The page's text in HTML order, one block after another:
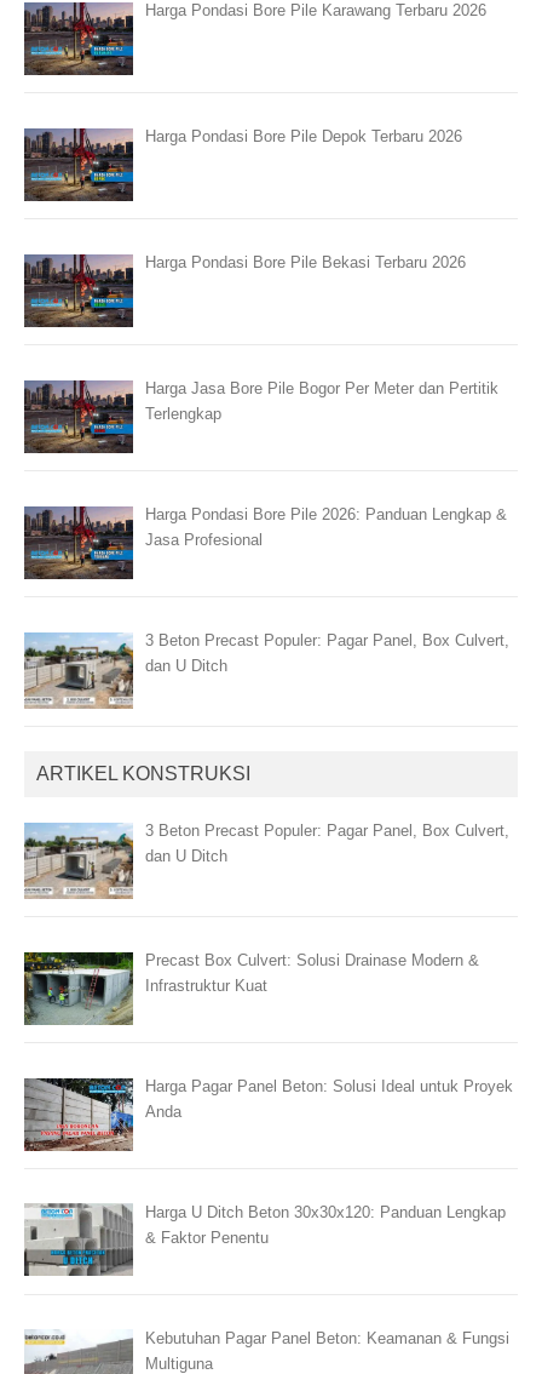
Harga Pondasi Bore Pile Karawang Terbaru 2026
Harga Pondasi Bore Pile Depok Terbaru 2026
Harga Pondasi Bore Pile Bekasi Terbaru 2026
Harga Jasa Bore Pile Bogor Per Meter dan Pertitik
Terlengkap
Harga Pondasi Bore Pile 2026: Panduan Lengkap &
Jasa Profesional
3 Beton Precast Populer: Pagar Panel, Box Culvert,
dan U Ditch
ARTIKEL KONSTRUKSI
3 Beton Precast Populer: Pagar Panel, Box Culvert,
dan U Ditch
Precast Box Culvert: Solusi Drainase Modern &
Infrastruktur Kuat
Harga Pagar Panel Beton: Solusi Ideal untuk Proyek
Anda
Harga U Ditch Beton 30x30x120: Panduan Lengkap
& Faktor Penentu
Kebutuhan Pagar Panel Beton: Keamanan & Fungsi
Multiguna